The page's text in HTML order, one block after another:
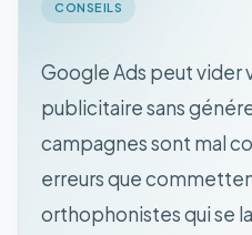
CONSEILS
Google Ads peut vider
publicitaire sans
campagnes sont mal
erreurs que
orthophonistes qui se